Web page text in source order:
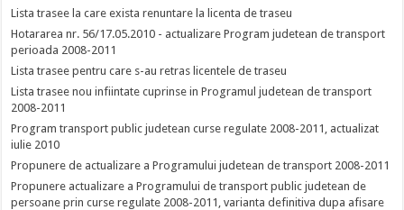
Lista trasee la care exista renuntare la licenta de traseu
Hotararea nr. 56/17.05.2010 - actualizare Program judetean de transport
perioada 2008-2011
Lista trasee pentru care s-au retras licentele de traseu
Lista trasee nou infiintate cuprinse in Programul judetean de transport
2008-2011
Program transport public judetean curse regulate 2008-2011, actualizat
iulie 2010
Propunere de actualizare a Programului judetean de transport 2008-2011
Propunere actualizare a Programului de transport public judetean de
persoane prin curse regulate 2008-2011, varianta definitiva dupa afisare